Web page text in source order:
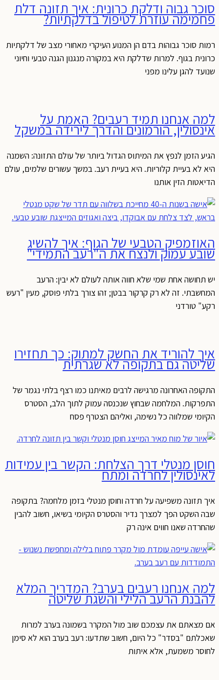
סוכר גבוה ודלקת כרונית: איך תזונה דלת
פחמימה עוזרת לטיפול בדלקתיות?
רמות סוכר גבוהות בדם הן המנוע העיקרי מאחורי מצב של דלקתיות
כרונית בגוף. למרות שדלקת היא במקורה מנגנון הגנה טבעי וחיוני
שנועד להגן עלינו מפני
למה אנחנו תמיד רעבים? האמת על
אינסולין, הורמונים והדרך לירידה במשקל
הגיע הזמן לנפץ את המיתוס הגדול ביותר של עולם התזונה: השמנה
היא לא בעיית קלוריות. היא בעיית רעב. במשך עשורים שלמים, עולם
הדיאטות הזין אותנו
האוזמפיק הטבעי של הגוף: איך להשיג
שובע עמוק ולנצח את ה"רעב התמידי"
יש תחושה אחת שמי שלא חווה אותה לעולם לא יבין: הרעב
המחשבתי. זה לא רק קרקור בבטן; זהו צורך בלתי פוסק, מעין "רעש
רקע" טורדני
איך להוריד את החשק למתוק: כך תחזירו
שליטה גם בתקופה לא שגרתית
התקופה האחרונה מרגישה לרבים מאיתנו כמו רצף בלתי נגמר של
התפרקות. המלחמה שבחוץ שנכנסה עמוק לתוך הלב, הסטרס
הקיומי שמלווה כל נשימה, ואליהם הצטרף פסח
חוסן מנטלי דרך הצלחת: הקשר בין עמידות
לאינסולין לחרדה ומתח
איך תזונה משפיעה על חרדה וחוסן מנטלי בזמן מלחמה? בתקופה
שבה השקט הפך למצרך נדיר והסטרס הקיומי בשיאו, חשוב להבין
שהחרדה שאנו חווים אינה רק
למה אנחנו רעבים בערב? המדריך המלא
להבנת הרעב הלילי והשגת שליטה
אם מצאתם את עצמכם שוב מול המקרר בשמונה בערב למרות
שאכלתם "בסדר" כל היום, חשוב שתדעו: רעב בערב הוא לא סימן
לחוסר משמעת, אלא איתות